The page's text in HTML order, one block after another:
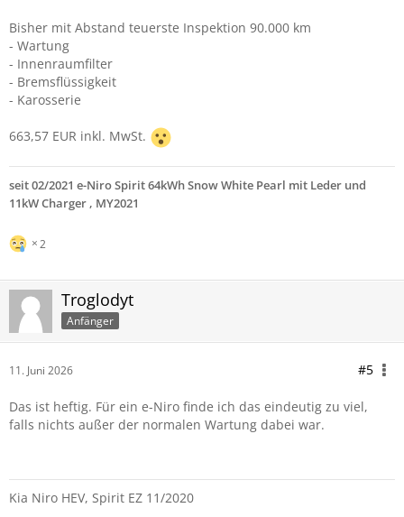
Bisher mit Abstand teuerste Inspektion 90.000 km
- Wartung
- Innenraumfilter
- Bremsflüssigkeit
- Karosserie
663,57 EUR inkl. MwSt.
seit 02/2021 e-Niro Spirit 64kWh Snow White Pearl mit Leder und
11kW Charger , MY2021
2
Troglodyt
Anfänger
11. Juni 2026 #5
Das ist heftig. Für ein e-Niro finde ich das eindeutig zu viel,
falls nichts außer der normalen Wartung dabei war.
Kia Niro HEV, Spirit EZ 11/2020